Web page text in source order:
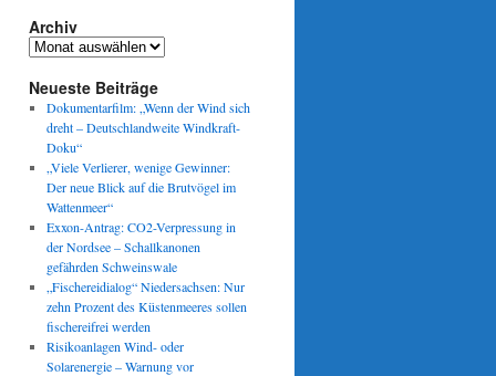
Archiv
Archiv
Neueste Beiträge
Dokumentarfilm: „Wenn der Wind sich
dreht – Deutschlandweite Windkraft-
Doku“
„Viele Verlierer, wenige Gewinner:
Der neue Blick auf die Brutvögel im
Wattenmeer“
Exxon-Antrag: CO2-Verpressung in
der Nordsee – Schallkanonen
gefährden Schweinswale
„Fischereidialog“ Niedersachsen: Nur
zehn Prozent des Küstenmeeres sollen
fischereifrei werden
Risikoanlagen Wind- oder
Solarenergie – Warnung vor